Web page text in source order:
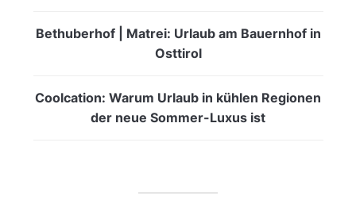
Bethuberhof | Matrei: Urlaub am Bauernhof in
Osttirol
Coolcation: Warum Urlaub in kühlen Regionen
der neue Sommer-Luxus ist